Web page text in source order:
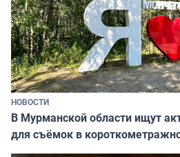
НОВОСТИ
В Мурманской области ищут
для съёмок в